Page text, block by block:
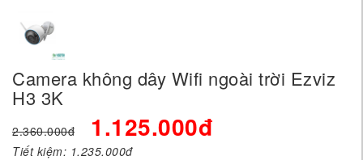
Camera không dây Wifi ngoài trời Ezviz
H3 3K
2.360.000đ 1.125.000đ
Tiết kiệm: 1.235.000đ